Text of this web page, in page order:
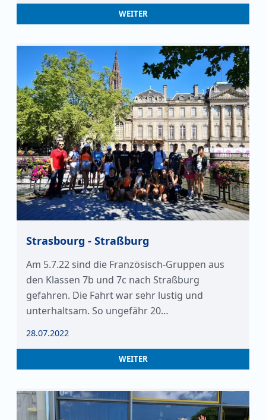
WEITER
Strasbourg - Straßburg
Am 5.7.22 sind die Französisch-Gruppen aus
den Klassen 7b und 7c nach Straßburg
gefahren. Die Fahrt war sehr lustig und
unterhaltsam. So ungefähr 20…
28.07.2022
WEITER